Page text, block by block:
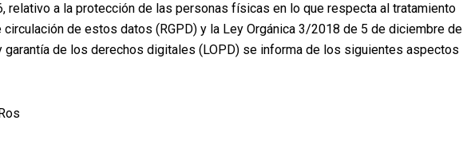
relativo a la protección de las personas físicas en lo que respecta al tratamiento
de estos datos (RGPD) y la Ley Orgánica 3/2018 de 5 de diciembre de
garantía de los derechos digitales (LOPD) se informa de los siguientes aspectos